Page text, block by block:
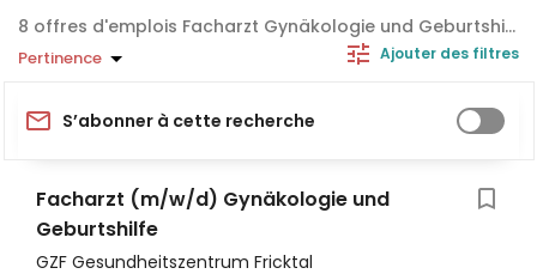
offres d'emplois Facharzt Gynäkologie und Geburtshilfe
Pertinence Ajouter des filtres
S’abonner à cette recherche
Facharzt (m/w/d) Gynäkologie und
Geburtshilfe
GZF Gesundheitszentrum Fricktal